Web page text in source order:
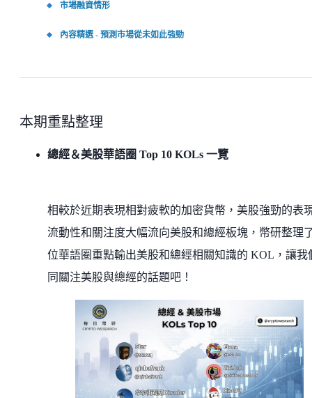
市場融資情形
內容精選 - 預測市場從未如此強勁
本期重點整理
總經＆美股華語圈 Top 10 KOLs 一覽
相較於近期表現相對疲軟的加密貨幣，美股強勁的表
流動性和關注度大幅流向美股和總經板塊，幣研整理
位華語圈重點輸出美股和總經相關知識的 KOL，讓我
同關注美股與總經的話題吧！